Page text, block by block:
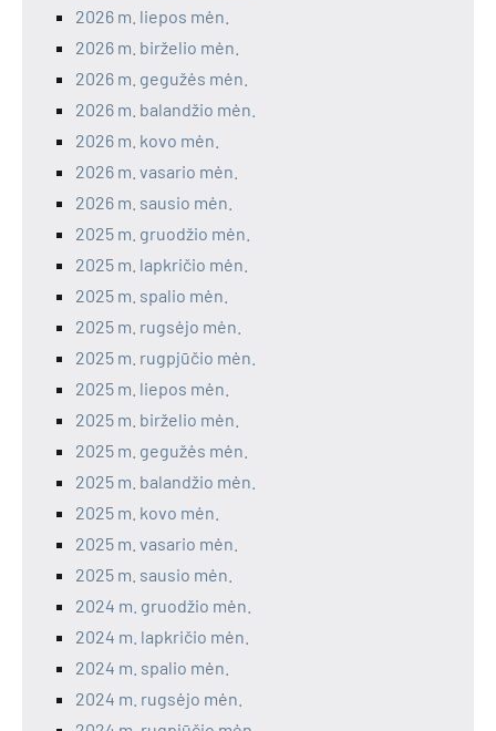
2026 m. liepos mėn.
2026 m. birželio mėn.
2026 m. gegužės mėn.
2026 m. balandžio mėn.
2026 m. kovo mėn.
2026 m. vasario mėn.
2026 m. sausio mėn.
2025 m. gruodžio mėn.
2025 m. lapkričio mėn.
2025 m. spalio mėn.
2025 m. rugsėjo mėn.
2025 m. rugpjūčio mėn.
2025 m. liepos mėn.
2025 m. birželio mėn.
2025 m. gegužės mėn.
2025 m. balandžio mėn.
2025 m. kovo mėn.
2025 m. vasario mėn.
2025 m. sausio mėn.
2024 m. gruodžio mėn.
2024 m. lapkričio mėn.
2024 m. spalio mėn.
2024 m. rugsėjo mėn.